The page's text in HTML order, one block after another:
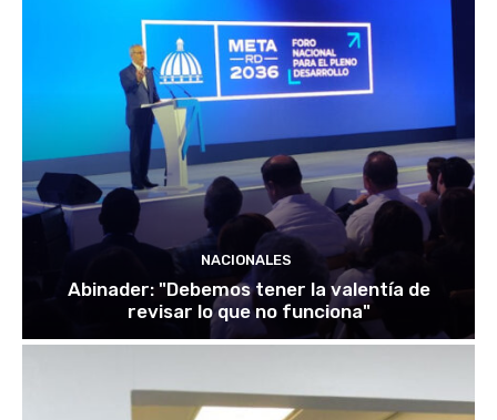
NACIONALES
Abinader: "Debemos tener la valentía de
revisar lo que no funciona"